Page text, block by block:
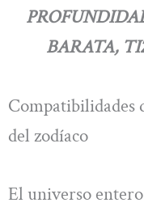
BARATA,
Compatibilidades
del zodíaco
El universo